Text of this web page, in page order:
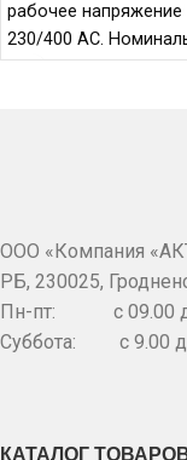
рабочее напряжение
230/400 AC.
In, A:
ООО «Компания
РБ, 230025,
Пн-пт: c 09.00
Суббота: с 9.00